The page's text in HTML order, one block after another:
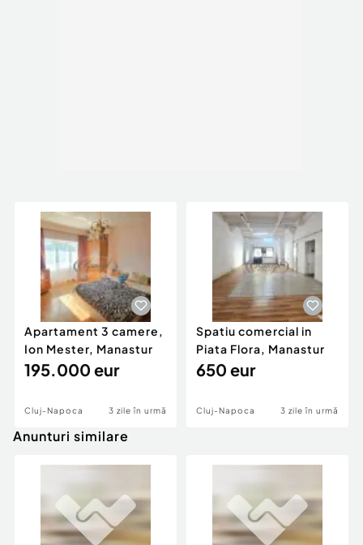
Apartament 3 camere,
Ion Mester, Manastur
195.000 eur
Cluj-Napoca 3 zile în urmă
Spatiu comercial in
Piata Flora, Manastur
650 eur
Cluj-Napoca 3 zile în urmă
Anunturi similare